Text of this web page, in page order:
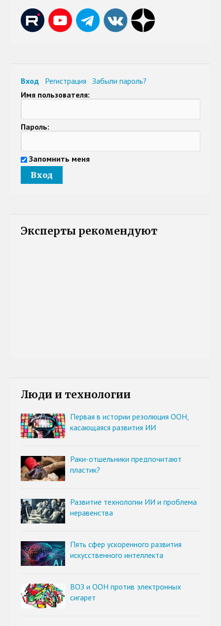
Вход Регистрация
Забыли пароль?
Имя пользователя:
Пароль:
Запомнить меня
Эксперты рекомендуют
Люди и технологии
Первая в истории резолюция ООН,
касающаяся развития ИИ
Раки-отшельники предпочитают
пластик?
Развитие технологии ИИ и проблема
неравенства
Пять сфер ускоренного развития
искусственного интеллекта
ВОЗ и ООН против электронных
сигарет